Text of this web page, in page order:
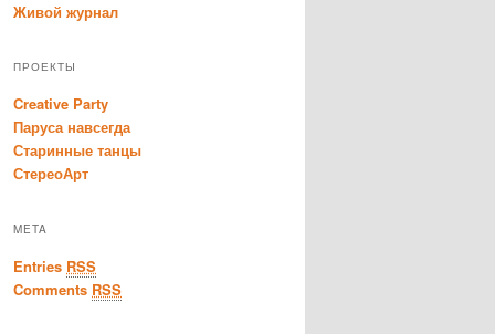
Живой журнал
ПРОЕКТЫ
Creative Party
Паруса навсегда
Старинные танцы
СтереоАрт
META
Entries RSS
Comments RSS